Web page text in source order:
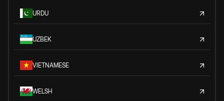
URDU
UZBEK
VIETNAMESE
WELSH